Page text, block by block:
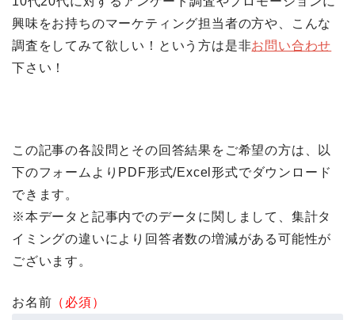
興味をお持ちのマーケティング担当者の方や、こんな
調査をしてみて欲しい！という方は是非お問い合わせ
下さい！
この記事の各設問とその回答結果をご希望の方は、以
下のフォームよりPDF形式/Excel形式でダウンロード
できます。
※本データと記事内でのデータに関しまして、集計タ
イミングの違いにより回答者数の増減がある可能性が
ございます。
お名前 （必須）